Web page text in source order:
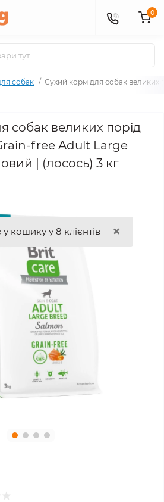
0
собак Сухий корм для собак великих
собак великих порід
free Adult Large
| (лосось) 3 кг
кошику у 8 клієнтів ×